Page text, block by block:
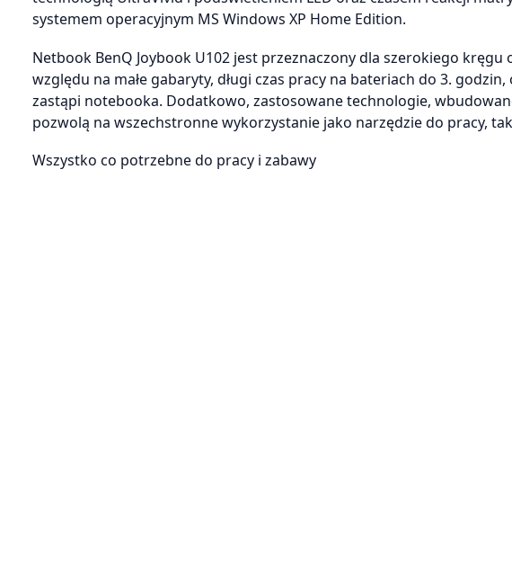
systemem operacyjnym MS Windows XP Home Edition.
Netbook BenQ Joybook U102 jest przeznaczony dla szerokiego
względu na małe gabaryty, długi czas pracy na bateriach do 3.
zastąpi notebooka. Dodatkowo, zastosowane technologie,
pozwolą na wszechstronne wykorzystanie jako narzędzie do pracy,
Wszystko co potrzebne do pracy i zabawy